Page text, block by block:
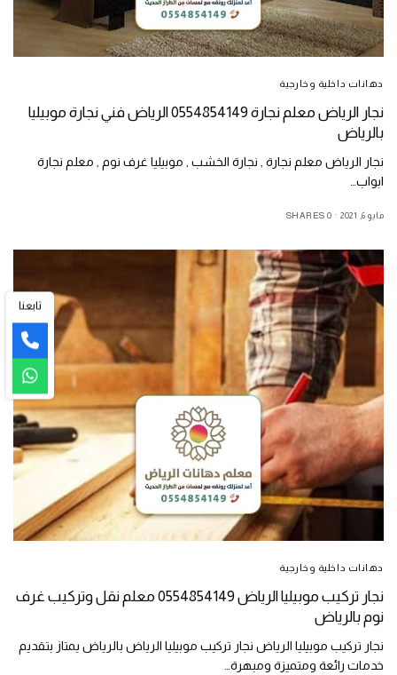
دهانات داخلية وخارجية
نجار الرياض معلم نجارة 0554854149 الرياض فني نجارة موبيليا
بالرياض
نجار الرياض معلم نجارة , نجارة الخشب , موبيليا غرف نوم , معلم نجارة
ابواب…
مايو 6, 2021 0 SHARES
دهانات داخلية وخارجية
نجار تركيب موبيليا الرياض 0554854149 معلم نقل وتركيب غرف
نوم بالرياض
نجار تركيب موبيليا الرياض نجار تركيب موبيليا الرياض بالرياض يمتاز بتقديم
خدمات رائعة ومتميزة ومبهرة…
تابعنا